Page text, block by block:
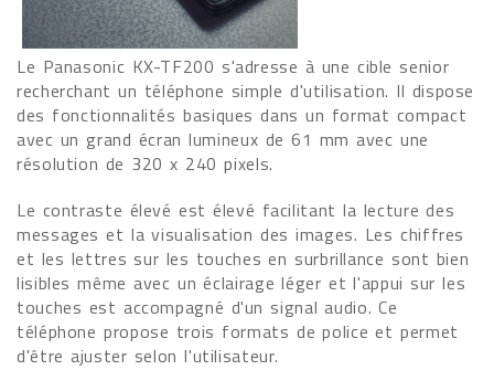
Le Panasonic KX-TF200 s'adresse à une cible senior
recherchant un téléphone simple d'utilisation. Il dispose
des fonctionnalités basiques dans un format compact
avec un grand écran lumineux de 61 mm avec une
résolution de 320 x 240 pixels.
Le contraste élevé est élevé facilitant la lecture des
messages et la visualisation des images. Les chiffres
et les lettres sur les touches en surbrillance sont bien
lisibles même avec un éclairage léger et l'appui sur les
touches est accompagné d'un signal audio. Ce
téléphone propose trois formats de police et permet
d'être ajuster selon l'utilisateur.